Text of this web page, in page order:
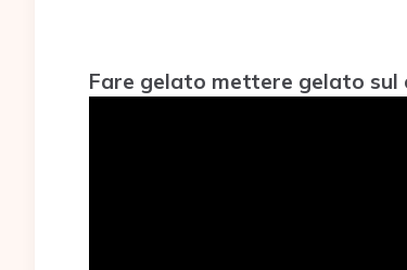
Fare gelato mettere gelato sul